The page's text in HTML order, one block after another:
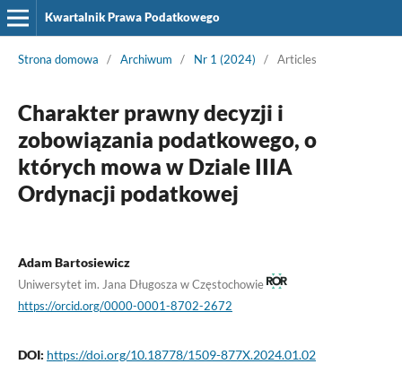
Kwartalnik Prawa Podatkowego
Strona domowa / Archiwum / Nr 1 (2024) / Articles
Charakter prawny decyzji i
zobowiązania podatkowego, o
których mowa w Dziale IIIA
Ordynacji podatkowej
Adam Bartosiewicz
Uniwersytet im. Jana Długosza w Częstochowie
https://orcid.org/0000-0001-8702-2672
DOI: https://doi.org/10.18778/1509-877X.2024.01.02